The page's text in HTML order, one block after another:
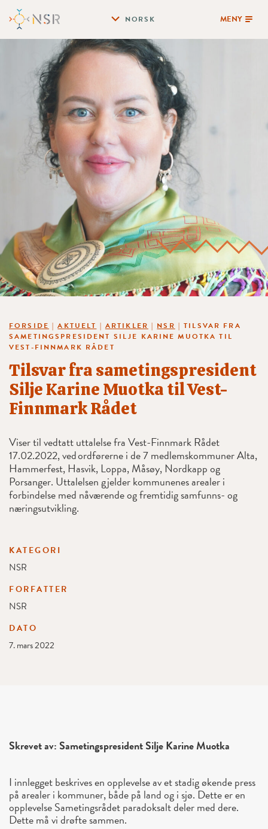
NORSK MENY
FORSIDE |AKTUELT | ARTIKLER | NSR |TILSVAR FRA
SAMETINGSPRESIDENT SILJE KARINE MUOTKA TIL
VEST-FINNMARK RÅDET
Tilsvar fra sametingspresident
Silje Karine Muotka til Vest-
Finnmark Rådet
Viser til vedtatt uttalelse fra Vest-Finnmark Rådet
17.02.2022, ved ordførerne i de 7 medlemskommuner Alta,
Hammerfest, Hasvik, Loppa, Måsøy, Nordkapp og
Porsanger. Uttalelsen gjelder kommunenes arealer i
forbindelse med nåværende og fremtidig samfunns- og
næringsutvikling.
KATEGORI
NSR
FORFATTER
NSR
DATO
7. mars 2022
Skrevet av: Sametingspresident Silje Karine Muotka
I innlegget beskrives en opplevelse av et stadig økende press
på arealer i kommuner, både på land og i sjø. Dette er en
opplevelse Sametingsrådet paradoksalt deler med dere.
Dette må vi drøfte sammen.